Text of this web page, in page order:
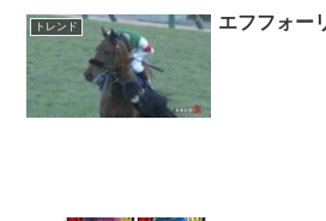
トレンド エフフォー